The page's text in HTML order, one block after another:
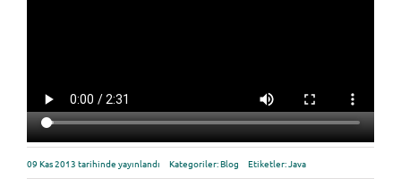
09 Kas 2013 tarihinde yayınlandı Kategoriler:Blog Etiketler:Java